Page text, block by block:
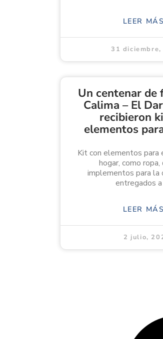
LEER
31 diciembre,
Un centenar de
Calima – El
recibieron
elementos
Kit con elementos
hogar, como
implementos para la
entregados
LEER
2 julio,